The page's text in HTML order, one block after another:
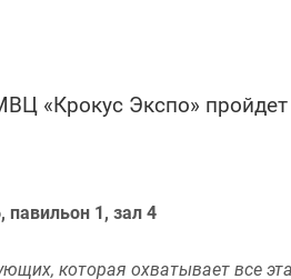
«Крокус Экспо»
1, зал 4
которая охватывает все